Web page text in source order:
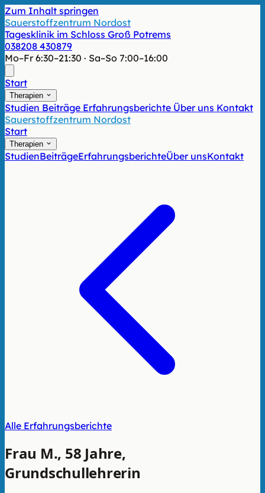
Zum Inhalt springen
Sauerstoffzentrum Nordost
Tagesklinik im Schloss Groß Potrems
038208 430879
Mo–Fr 6:30–21:30 · Sa–So 7:00–16:00
Start
Therapien
Studien Beiträge Erfahrungsberichte Über uns Kontakt
Sauerstoffzentrum Nordost
Start
Therapien
StudienBeiträgeErfahrungsberichteÜber unsKontakt
Alle Erfahrungsberichte
Frau M., 58 Jahre,
Grundschullehrerin